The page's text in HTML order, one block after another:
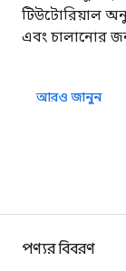
টিউটোরিয়াল
এবং চালানোর
আরও জানুন
পণ্যর বিবরণ